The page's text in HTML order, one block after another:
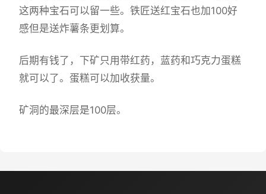
这两种宝石可以留一些。铁匠送红宝石也加100好
感但是送炸薯条更划算。
后期有钱了，下矿只用带红药，蓝药和巧克力蛋糕
就可以了。蛋糕可以加收获量。
矿洞的最深层是100层。